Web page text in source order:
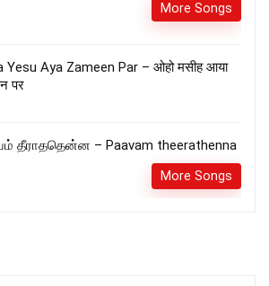
More Songs
Yesu Aya Zameen Par – ओहो मसीह आया
पर
தீராததென்ன – Paavam theerathenna
More Songs